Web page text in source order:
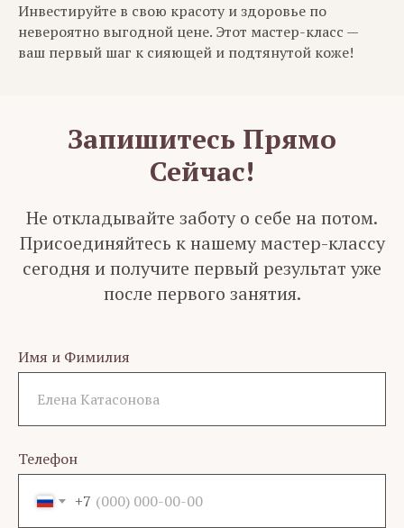
Инвестируйте в свою красоту и здоровье по
невероятно выгодной цене. Этот мастер-класс —
ваш первый шаг к сияющей и подтянутой коже!
Запишитесь Прямо
Сейчас!
Не откладывайте заботу о себе на потом.
Присоединяйтесь к нашему мастер-классу
сегодня и получите первый результат уже
после первого занятия.
Имя и Фимилия
Телефон
+7